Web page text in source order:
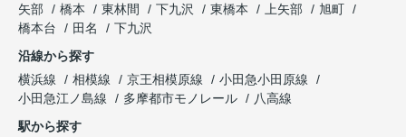
矢部
橋本 東林間 下九沢 東橋本 上矢部
旭町
橋本台
田名
下九沢
沿線から探す
横浜線
相模線 京王相模原線
小田急小田原線
小田急江ノ島線
多摩都市モノレール
八高線
駅から探す